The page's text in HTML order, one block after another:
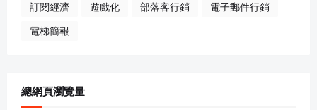
訂閱經濟 遊戲化 部落客行銷 電子郵件行銷
電梯簡報
總網頁瀏覽量